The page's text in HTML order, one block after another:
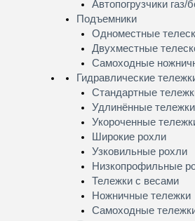
Автопогрузчики газ/
Подъемники
Одноместные
Двухместные
Самоходные
Гидравлические
Стандартные
Удлинённые тележки
Укороченные
Широкие рохли
Узковильные рохли
Низкопрофильные
Тележки с весами
Ножничные тележки
Самоходные